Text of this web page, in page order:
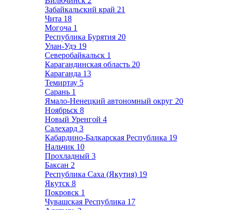
Забайкальский край 21
Чита 18
Могоча 1
Республика Бурятия 20
Улан-Удэ 19
Северобайкальск 1
Карагандинская область 20
Караганда 13
Темиртау 5
Сарань 1
Ямало-Ненецкий автономный округ 20
Ноябрьск 8
Новый Уренгой 4
Салехард 3
Кабардино-Балкарская Республика 19
Нальчик 10
Прохладный 3
Баксан 2
Республика Саха (Якутия) 19
Якутск 8
Покровск 1
Чувашская Республика 17